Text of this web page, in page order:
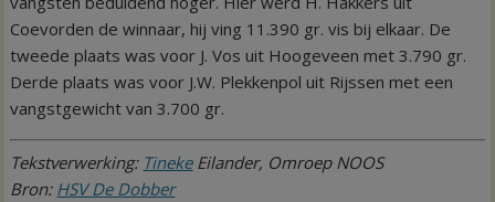
Coevorden de winnaar, hij ving 11.390 gr. vis bij elkaar. De
tweede plaats was voor J. Vos uit Hoogeveen met 3.790 gr.
Derde plaats was voor J.W. Plekkenpol uit Rijssen met een
vangstgewicht van 3.700 gr.
Tekstverwerking: TinekeEilander, Omroep NOOS
Bron: HSV De Dobber